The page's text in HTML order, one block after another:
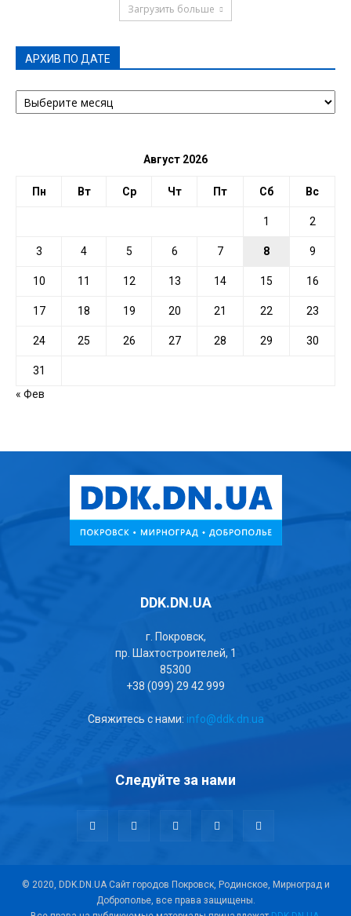
Загрузить больше
АРХИВ ПО ДАТЕ
АРХИВ
ПО
Август 2026
Пн Вт Ср Чт Пт Сб Вс
1 2
3 4 5 6 7 8 9
10 11 12 13 14 15 16
17 18 19 20 21 22 23
24 25 26 27 28 29 30
31
« Фев
DDK.DN.UA
г. Покровск,
пр. Шахтостроителей, 1
85300
+38 (099) 29 42 999
Свяжитесь с нами: info@ddk.dn.ua
Следуйте за нами
© 2020, DDK.DN.UA Сайт городов Покровск, Родинское, Мирноград и
Доброполье, все права защищены.